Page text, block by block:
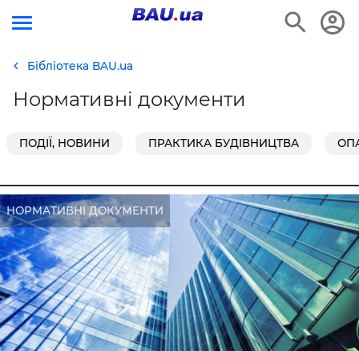
Бібліотека BAU.ua
Нормативні документи
ПОДІЇ, НОВИНИ ПРАКТИКА БУДІВНИЦТВА
НОРМАТИВНІ ДОКУМЕНТИ